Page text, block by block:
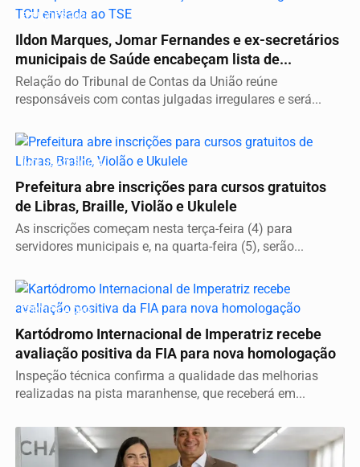
ELEIÇÕES 2026
Ildon Marques, Jomar Fernandes e ex-secretários
municipais de Saúde encabeçam lista de...
Relação do Tribunal de Contas da União reúne
responsáveis com contas julgadas irregulares e será...
INCLUSÃO SOCIAL
Prefeitura abre inscrições para cursos gratuitos
de Libras, Braille, Violão e Ukulele
As inscrições começam nesta terça-feira (4) para
servidores municipais e, na quarta-feira (5), serão...
CERTIFICAÇÃO
Kartódromo Internacional de Imperatriz recebe
avaliação positiva da FIA para nova homologação
Inspeção técnica confirma a qualidade das melhorias
realizadas na pista maranhense, que receberá em...